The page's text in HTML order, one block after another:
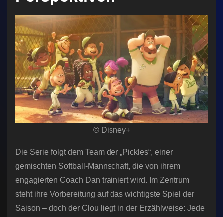
© Disney+
Die Serie folgt dem Team der „Pickles“, einer
gemischten Softball-Mannschaft, die von ihrem
engagierten Coach Dan trainiert wird. Im Zentrum
steht ihre Vorbereitung auf das wichtigste Spiel der
Saison – doch der Clou liegt in der Erzählweise: Jede